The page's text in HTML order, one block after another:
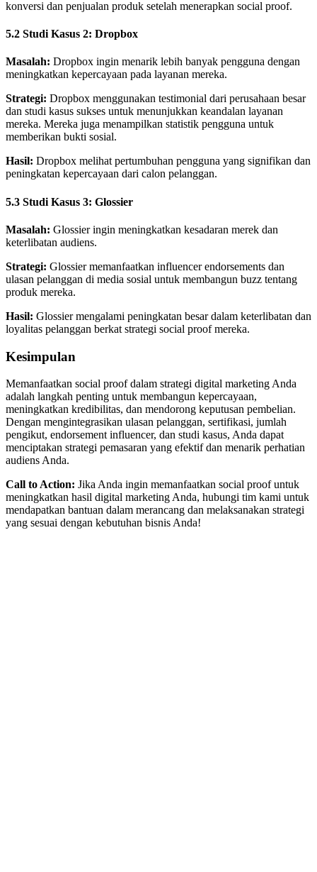
konversi dan penjualan produk setelah menerapkan social proof.
5.2 Studi Kasus 2: Dropbox
Masalah: Dropbox ingin menarik lebih banyak pengguna dengan
meningkatkan kepercayaan pada layanan mereka.
Strategi: Dropbox menggunakan testimonial dari perusahaan besar
dan studi kasus sukses untuk menunjukkan keandalan layanan
mereka. Mereka juga menampilkan statistik pengguna untuk
memberikan bukti sosial.
Hasil: Dropbox melihat pertumbuhan pengguna yang signifikan dan
peningkatan kepercayaan dari calon pelanggan.
5.3 Studi Kasus 3: Glossier
Masalah: Glossier ingin meningkatkan kesadaran merek dan
keterlibatan audiens.
Strategi: Glossier memanfaatkan influencer endorsements dan
ulasan pelanggan di media sosial untuk membangun buzz tentang
produk mereka.
Hasil: Glossier mengalami peningkatan besar dalam keterlibatan dan
loyalitas pelanggan berkat strategi social proof mereka.
Kesimpulan
Memanfaatkan social proof dalam strategi digital marketing Anda
adalah langkah penting untuk membangun kepercayaan,
meningkatkan kredibilitas, dan mendorong keputusan pembelian.
Dengan mengintegrasikan ulasan pelanggan, sertifikasi, jumlah
pengikut, endorsement influencer, dan studi kasus, Anda dapat
menciptakan strategi pemasaran yang efektif dan menarik perhatian
audiens Anda.
Call to Action: Jika Anda ingin memanfaatkan social proof untuk
meningkatkan hasil digital marketing Anda, hubungi tim kami untuk
mendapatkan bantuan dalam merancang dan melaksanakan strategi
yang sesuai dengan kebutuhan bisnis Anda!